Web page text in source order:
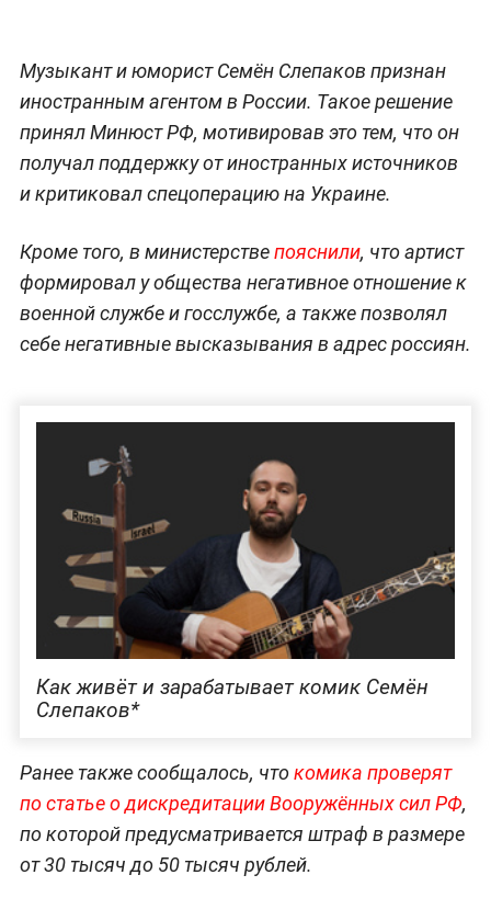
Музыкант и юморист Семён Слепаков признан
иностранным агентом в России. Такое решение
принял Минюст РФ, мотивировав это тем, что он
получал поддержку от иностранных источников
и критиковал спецоперацию на Украине.
Кроме того, в министерствепояснили, что артист
формировал у общества негативное отношение к
военной службе и госслужбе, а также позволял
себе негативные высказывания в адрес россиян.
Как живёт и зарабатывает комик Семён
Слепаков*
Ранее также сообщалось, чтокомика проверят
по статье о дискредитации Вооружённых сил РФ,
по которой предусматривается штраф в размере
от 30 тысяч до 50 тысяч рублей.